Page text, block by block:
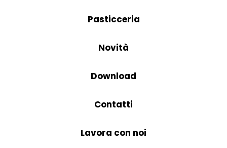
Pasticceria
Novità
Download
Contatti
Lavora con noi